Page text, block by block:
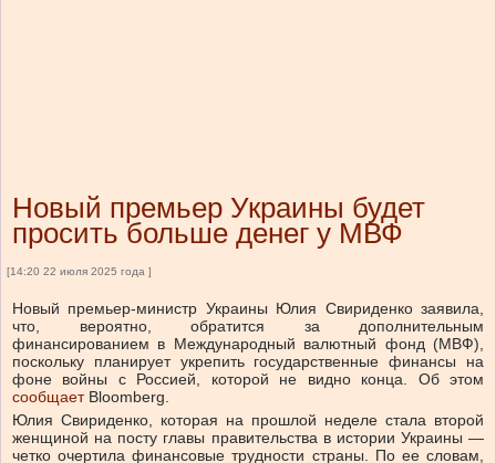
Новый премьер Украины будет
просить больше денег у МВФ
[14:20 22 июля 2025 года ]
Новый премьер-министр Украины Юлия Свириденко заявила,
что, вероятно, обратится за дополнительным
финансированием в Международный валютный фонд (МВФ),
поскольку планирует укрепить государственные финансы на
фоне войны с Россией, которой не видно конца. Об этом
сообщаетBloomberg.
Юлия Свириденко, которая на прошлой неделе стала второй
женщиной на посту главы правительства в истории Украины —
четко очертила финансовые трудности страны. По ее словам,